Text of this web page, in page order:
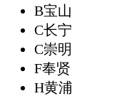
B宝山
C长宁
C崇明
F奉贤
H黄浦